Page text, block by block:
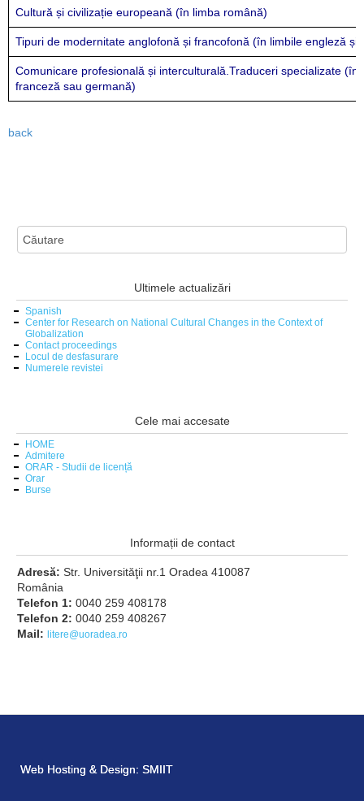
Cultură și civilizație europeană (în limba română)
Tipuri de modernitate anglofonă și francofonă (în limbile engleză și
Comunicare profesională și interculturală.Traduceri specializate (în
franceză sau germană)
back
Ultimele actualizări
Spanish
Center for Research on National Cultural Changes in the Context of
Globalization
Contact proceedings
Locul de desfasurare
Numerele revistei
Cele mai accesate
HOME
Admitere
ORAR - Studii de licență
Orar
Burse
Informații de contact
Adresă: Str. Universităţii nr.1 Oradea 410087
România
Telefon 1: 0040 259 408178
Telefon 2: 0040 259 408267
Mail: litere@uoradea.ro
Web Hosting & Design: SMIIT
Web Hosting & Design: SMIIT